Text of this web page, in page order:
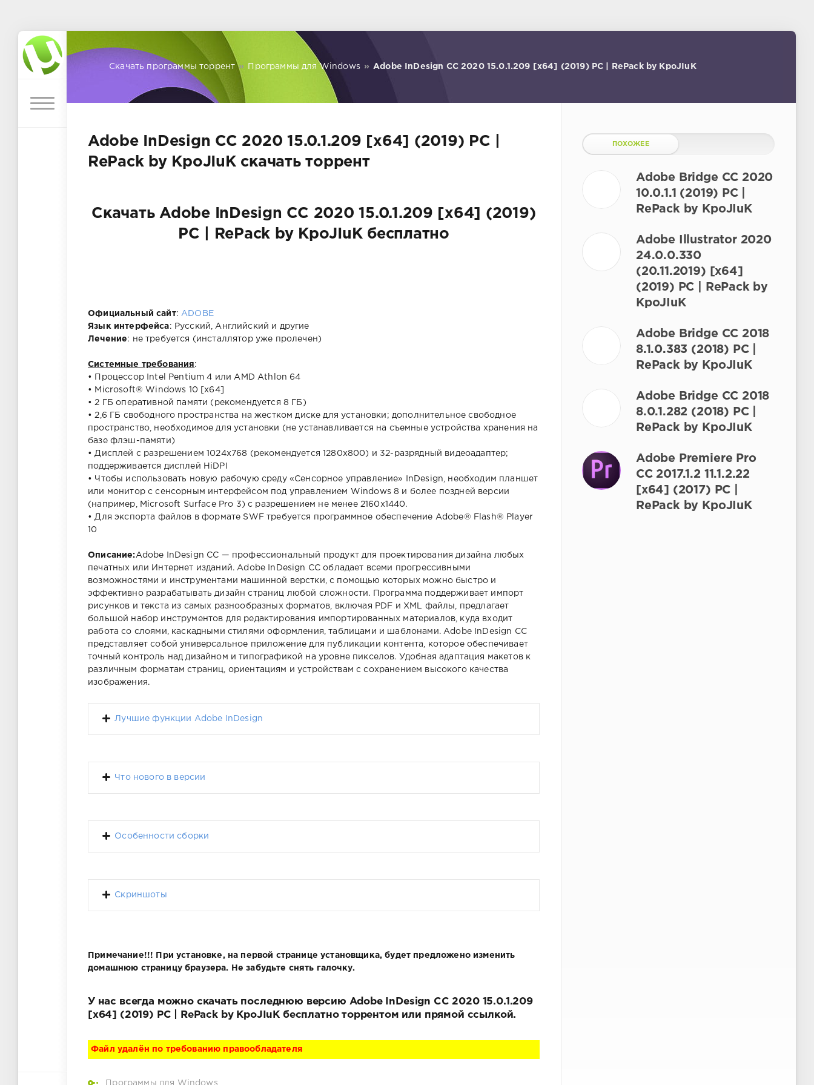
Скачать программы торрент » Программы для Windows » Adobe InDesign CC 2020 15.0.1.209 [x64] (2019) PC | RePack by KpoJIuK
Adobe InDesign CC 2020 15.0.1.209 [x64] (2019) PC |
RePack by KpoJIuK скачать торрент
Скачать Adobe InDesign CC 2020 15.0.1.209 [x64] (2019)
PC | RePack by KpoJIuK бесплатно
Официальный сайт: ADOBE
Язык интерфейса: Русский, Английский и другие
Лечение: не требуется (инсталлятор уже пролечен)
Системные требования:
• Процессор Intel Pentium 4 или AMD Athlon 64
• Microsoft® Windows 10 [x64]
• 2 ГБ оперативной памяти (рекомендуется 8 ГБ)
• 2,6 ГБ свободного пространства на жестком диске для установки; дополнительное свободное
пространство, необходимое для установки (не устанавливается на съемные устройства хранения на
базе флэш-памяти)
• Дисплей с разрешением 1024x768 (рекомендуется 1280x800) и 32-разрядный видеоадаптер;
поддерживается дисплей HiDPI
• Чтобы использовать новую рабочую среду «Сенсорное управление» InDesign, необходим планшет
или монитор с сенсорным интерфейсом под управлением Windows 8 и более поздней версии
(например, Microsoft Surface Pro 3) с разрешением не менее 2160x1440.
• Для экспорта файлов в формате SWF требуется программное обеспечение Adobe® Flash® Player
10
Описание:Adobe InDesign CC — профессиональный продукт для проектирования дизайна любых
печатных или Интернет изданий. Adobe InDesign CC обладает всеми прогрессивными
возможностями и инструментами машинной верстки, с помощью которых можно быстро и
эффективно разрабатывать дизайн страниц любой сложности. Программа поддерживает импорт
рисунков и текста из самых разнообразных форматов, включая PDF и XML файлы, предлагает
большой набор инструментов для редактирования импортированных материалов, куда входит
работа со слоями, каскадными стилями оформления, таблицами и шаблонами. Adobe InDesign CC
представляет собой универсальное приложение для публикации контента, которое обеспечивает
точный контроль над дизайном и типографикой на уровне пикселов. Удобная адаптация макетов к
различным форматам страниц, ориентациям и устройствам с сохранением высокого качества
изображения.
Лучшие функции Adobe InDesign
Что нового в версии
Особенности сборки
Скриншоты
Примечание!!! При установке, на первой странице установщика, будет предложено изменить
домашнюю страницу браузера. Не забудьте снять галочку.
У нас всегда можно скачать последнюю версию Adobe InDesign CC 2020 15.0.1.209
[x64] (2019) PC | RePack by KpoJIuK бесплатно торрентом или прямой ссылкой.
Файл удалён по требованию правообладателя
Программы для Windows
ПОХОЖЕЕ
Adobe Bridge CC 2020
10.0.1.1 (2019) PC |
RePack by KpoJIuK
Adobe Illustrator 2020
24.0.0.330
(20.11.2019) [x64]
(2019) PC | RePack by
KpoJIuK
Adobe Bridge CC 2018
8.1.0.383 (2018) РС |
RePack by KpoJIuK
Adobe Bridge CC 2018
8.0.1.282 (2018) PC |
RePack by KpoJIuK
Adobe Premiere Pro
CC 2017.1.2 11.1.2.22
[x64] (2017) PC |
RePack by KpoJIuK